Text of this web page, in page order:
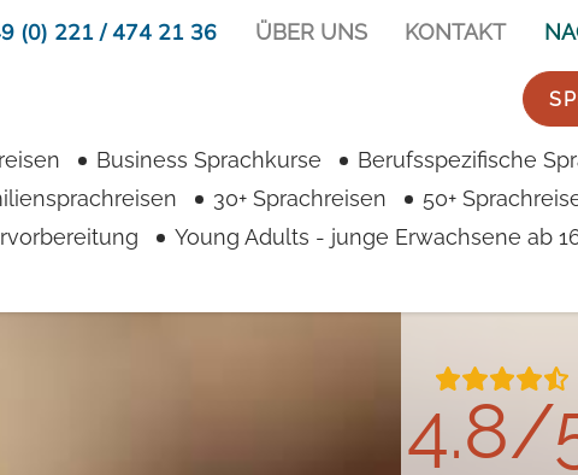
(0) 221 / 474 21 36 ÜBER UNS KONTAKT
Business Sprachkurse
Berufsspezifische
30+ Sprachreisen
50+
Young Adults - junge Erwachsene ab
4.8/